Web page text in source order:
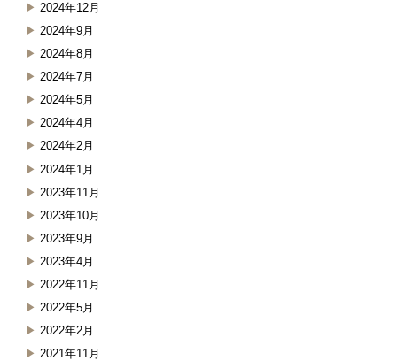
2024年12月
2024年9月
2024年8月
2024年7月
2024年5月
2024年4月
2024年2月
2024年1月
2023年11月
2023年10月
2023年9月
2023年4月
2022年11月
2022年5月
2022年2月
2021年11月